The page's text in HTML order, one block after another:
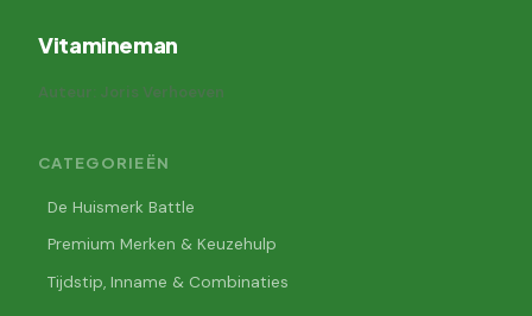
Vitamineman
Auteur: Joris Verhoeven
CATEGORIEËN
De Huismerk Battle
Premium Merken & Keuzehulp
Tijdstip, Inname & Combinaties